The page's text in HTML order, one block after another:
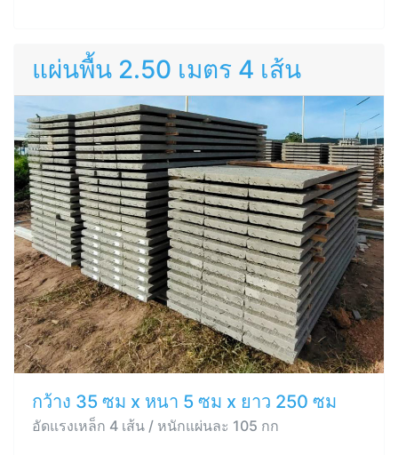
แผ่นพื้น 2.50 เมตร 4 เส้น
กว้าง 35 ซม x หนา 5 ซม x ยาว 250 ซม
อัดแรงเหล็ก 4 เส้น / หนักแผ่นละ 105 กก